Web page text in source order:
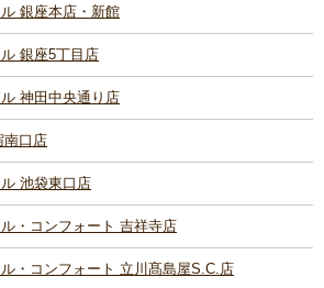
銀座本店・新館
銀座5丁目店
神田中央通り店
南口店
池袋東口店
・コンフォート 吉祥寺店
・コンフォート 立川髙島屋S.C.店